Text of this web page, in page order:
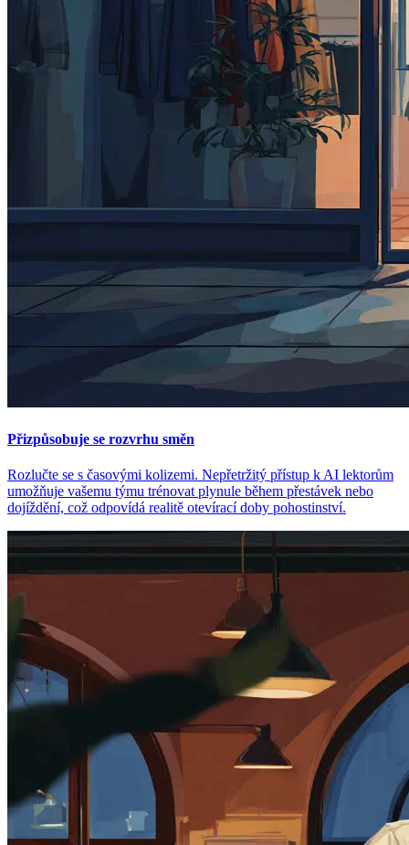
Přizpůsobuje se rozvrhu směn
Rozlučte se s časovými kolizemi. Nepřetržitý přístup k AI lektorům
umožňuje vašemu týmu trénovat plynule během přestávek nebo
dojíždění, což odpovídá realitě otevírací doby pohostinství.